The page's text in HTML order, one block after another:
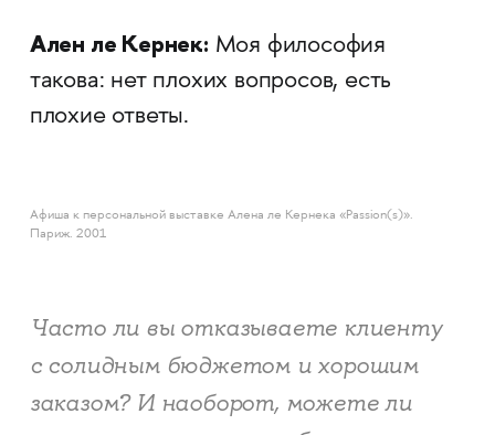
Ален ле Кернек: Моя философия
такова: нет плохих вопросов, есть
плохие ответы.
Афиша к персональной выставке Алена ле Кернека «Passion(s)».
Париж. 2001
Часто ли вы отказываете клиенту
с солидным бюджетом и хорошим
заказом? И наоборот, можете ли